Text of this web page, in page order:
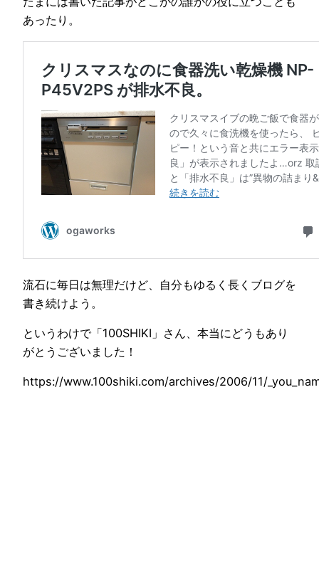
あったり。
流石に毎日は無理だけど、自分もゆるく長くブログを
書き続けよう。
というわけで「100SHIKI」さん、本当にどうもあり
がとうございました！
https://www.100shiki.com/archives/2006/11/